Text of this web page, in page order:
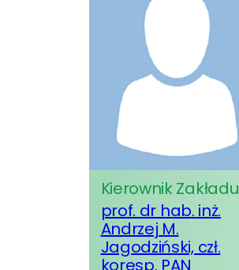
Kierownik Zakładu
prof. dr hab. inż.
Andrzej M.
Jagodziński, czł.
koresp. PAN